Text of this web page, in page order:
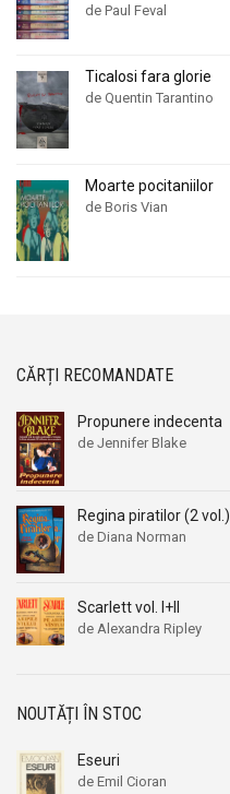
de Paul Feval
Ticalosi fara glorie
de Quentin Tarantino
Moarte pocitaniilor
de Boris Vian
CĂRȚI RECOMANDATE
Propunere indecenta
de Jennifer Blake
Regina piratilor (2 vol.)
de Diana Norman
Scarlett vol. I+II
de Alexandra Ripley
NOUTĂȚI ÎN STOC
Eseuri
de Emil Cioran